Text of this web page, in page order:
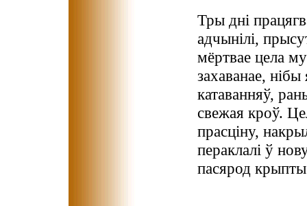
Тры дні
адчынілі,
мёртвае цела
захаванае,
катаванняў,
свежая кроў.
прасціну,
пераклалі ў
пасярод